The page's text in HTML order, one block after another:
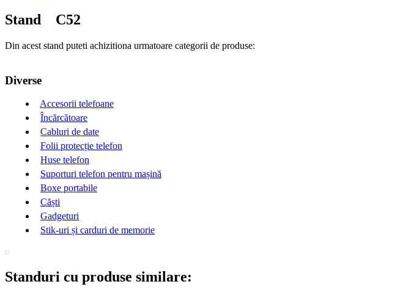
Stand C52
Din acest stand puteti achizitiona urmatoare categorii de produse:
Diverse
Accesorii telefoane
Încărcătoare
Cabluri de date
Folii protecție telefon
Huse telefon
Suporturi telefon pentru mașină
Boxe portabile
Căști
Gadgeturi
Stik-uri și carduri de memorie
Standuri cu produse similare: